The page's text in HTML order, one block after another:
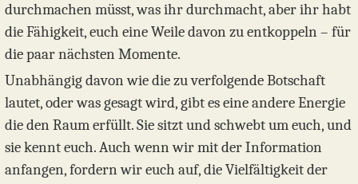
durchmachen müsst, was ihr durchmacht, aber ihr habt
die Fähigkeit, euch eine Weile davon zu entkoppeln – für
die paar nächsten Momente.
Unabhängig davon wie die zu verfolgende Botschaft
lautet, oder was gesagt wird, gibt es eine andere Energie
die den Raum erfüllt. Sie sitzt und schwebt um euch, und
sie kennt euch. Auch wenn wir mit der Information
anfangen, fordern wir euch auf, die Vielfältigkeit der